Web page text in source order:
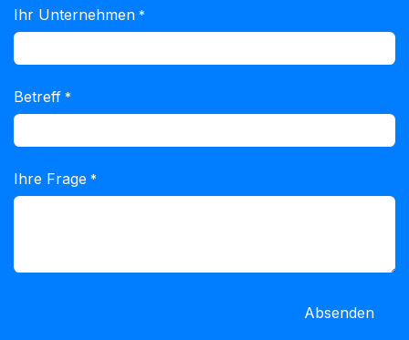
Ihr Unternehmen *
Betreff *
Ihre Frage *
Absenden